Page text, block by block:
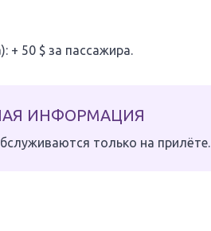
+ 50 $ за пассажира.
ИНФОРМАЦИЯ
только на прилёте.